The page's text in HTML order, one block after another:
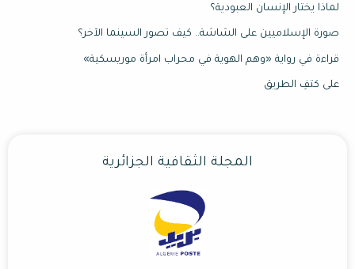
لماذا يختار الإنسان العبودية؟
صورة الإسلاميين على الشاشة.. كيف تصور السينما الآخر؟
قراءة في رواية «وهم الهوية في محراب امرأة موريسكية»
على كتفِ الطريق
المجلة الثقافية الجزائرية